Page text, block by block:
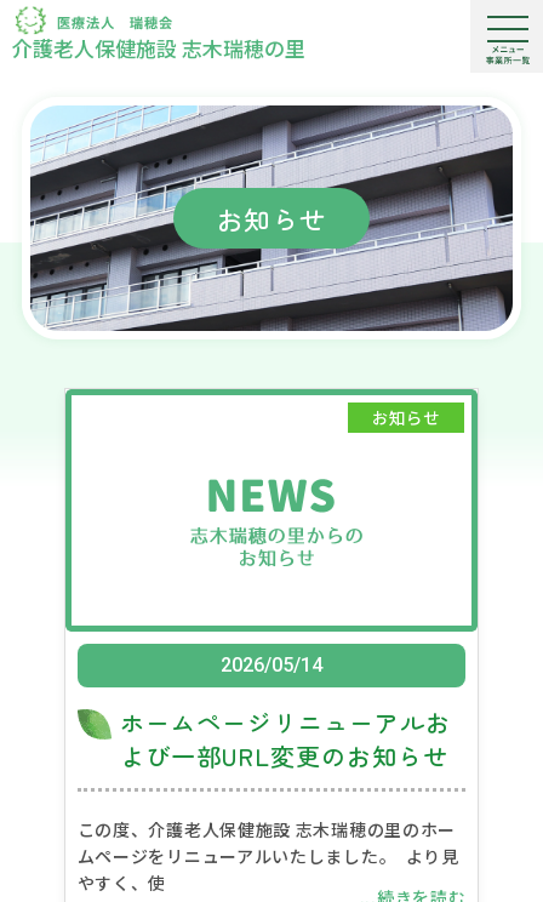
お知らせ
2026/05/14
ホームページリニューアルお
よび一部URL変更のお知らせ
お知らせ
この度、介護老人保健施設 志木瑞穂の里のホー
ムページをリニューアルいたしました。 より見
やすく、使
介護老人保健施設 志木瑞穂の里